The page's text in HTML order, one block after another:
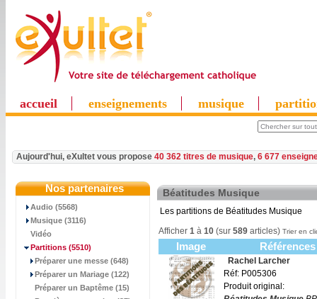
accueil enseignements musique
Aujourd'hui, eXultet vous propose 40 362 titres de musique, 6 677
Nos partenaires
Audio (5568)
Musique (3116)
Vidéo
Partitions (5510)
Préparer une messe (648)
Préparer un Mariage (122)
Préparer un Baptême (15)
Béatitudes Musique
Les partitions de Béatitudes Musique
Afficher 1 à 10 (sur 589 articles) Trier en
Image Références
Rachel Larcher
Réf: P005306
Produit original: